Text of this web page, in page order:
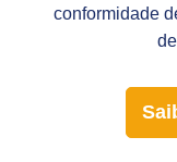
conformidade